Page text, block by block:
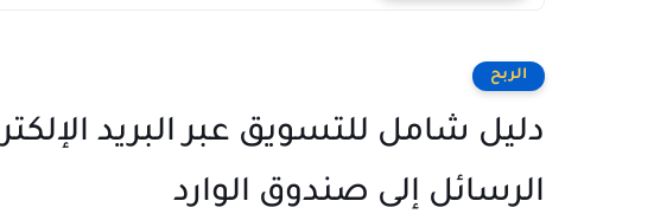
الربح
دليل شامل للتسويق عبر البريد
الرسائل إلى صندوق الوارد